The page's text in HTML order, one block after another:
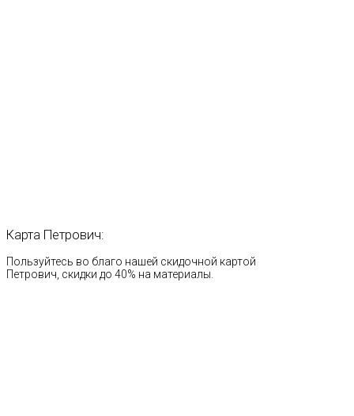
Карта Петрович:
Пользуйтесь во благо нашей скидочной картой
Петрович, скидки до 40% на материалы.